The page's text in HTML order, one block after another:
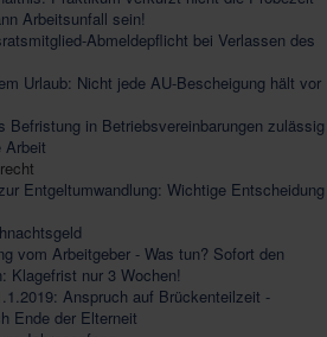
Arbeitsunfall sein!
Abmeldepflicht bei Verlassen des
Urlaub: Nicht jede AU-Bescheigung hält vor
Befristung in Betriebsvereinbarungen zulässig
Arbeit
Entgeltumwandlung: Wichtige Entscheidung
vom Arbeitgeber - Was tun? Sofort den
Klagefrist nur 3 Wochen!
Anspruch auf Brückenteilzeit -
Ende der Elterneit